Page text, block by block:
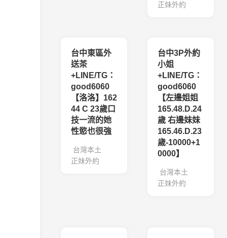
正妹外約
台中東區外
送茶
+LINE/TG：
good6060
【洛洛】162
44 C 23歲口
技一流的她
性慾也很強
台灣本土
正妹外約
台中3P外約
小姐
+LINE/TG：
good6060
【左邊姐姐
165.48.D.24
歲 右邊妹妹
165.46.D.23
歲-10000+1
0000】
台灣本土
正妹外約